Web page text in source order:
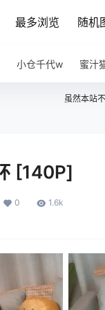
最多浏览 随机
小仓千代w 蜜汁
虽然本站
[140P]
0 1.6k